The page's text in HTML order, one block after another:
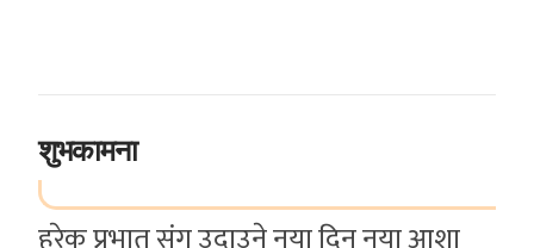
शुभकामना